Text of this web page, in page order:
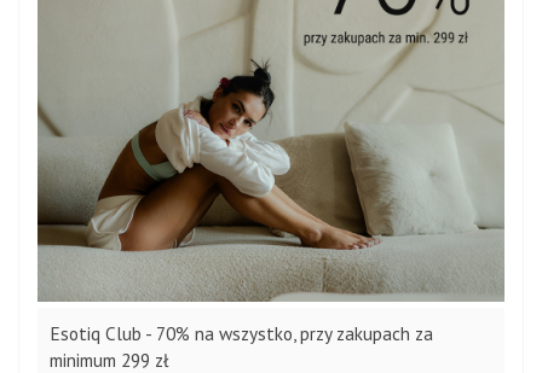
Esotiq Club - 70% na wszystko, przy zakupach za
minimum 299 zł